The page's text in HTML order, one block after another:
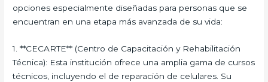
opciones especialmente diseñadas para personas que se
encuentran en una etapa más avanzada de su vida:
1. **CECARTE** (Centro de Capacitación y Rehabilitación
Técnica): Esta institución ofrece una amplia gama de cursos
técnicos, incluyendo el de reparación de celulares. Su